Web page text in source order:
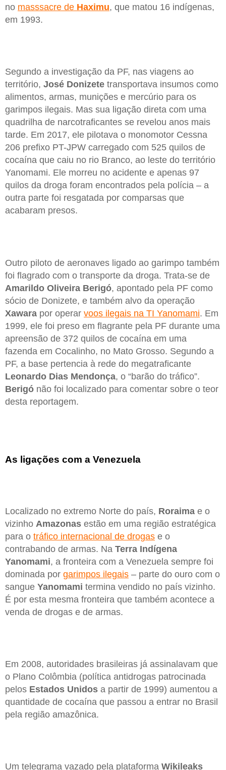
no masssacre de Haximu, que matou 16 indígenas,
em 1993.
Segundo a investigação da PF, nas viagens ao
território, José Donizete transportava insumos como
alimentos, armas, munições e mercúrio para os
garimpos ilegais. Mas sua ligação direta com uma
quadrilha de narcotraficantes se revelou anos mais
tarde. Em 2017, ele pilotava o monomotor Cessna
206 prefixo PT-JPW carregado com 525 quilos de
cocaína que caiu no rio Branco, ao leste do território
Yanomami. Ele morreu no acidente e apenas 97
quilos da droga foram encontrados pela polícia – a
outra parte foi resgatada por comparsas que
acabaram presos.
Outro piloto de aeronaves ligado ao garimpo também
foi flagrado com o transporte da droga. Trata-se de
Amarildo Oliveira Berigó, apontado pela PF como
sócio de Donizete, e também alvo da operação
Xawara por operar voos ilegais na TI Yanomami. Em
1999, ele foi preso em flagrante pela PF durante uma
apreensão de 372 quilos de cocaína em uma
fazenda em Cocalinho, no Mato Grosso. Segundo a
PF, a base pertencia à rede do megatraficante
Leonardo Dias Mendonça, o “barão do tráfico”.
Berigó não foi localizado para comentar sobre o teor
desta reportagem.
As ligações com a Venezuela
Localizado no extremo Norte do país, Roraima e o
vizinho Amazonas estão em uma região estratégica
para o tráfico internacional de drogas e o
contrabando de armas. Na Terra Indígena
Yanomami, a fronteira com a Venezuela sempre foi
dominada por garimpos ilegais – parte do ouro com o
sangue Yanomami termina vendido no país vizinho.
É por esta mesma fronteira que também acontece a
venda de drogas e de armas.
Em 2008, autoridades brasileiras já assinalavam que
o Plano Colômbia (política antidrogas patrocinada
pelos Estados Unidos a partir de 1999) aumentou a
quantidade de cocaína que passou a entrar no Brasil
pela região amazônica.
Um telegrama vazado pela plataforma Wikileaks